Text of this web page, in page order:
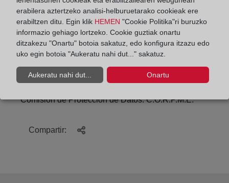
cibernéticos, incansables en su propósito de
capturar los datos que conforman nuestra identidad
digital considerados el oro del siglo XXI.
Por Vicente Domínguez Calatayud
Comisión de Protección de Datos. C.O.R.P.M.E.
Compartir:
erabilera aztertzeko analisi-helburuetarako cookieak ere
erabiltzen ditu. Egin klik HEMEN "Cookie Politika"ri buruzko
informazio gehiago lortzeko. Cookie guztiak onartu
ditzakezu "Onartu" botoia sakatuz, edo konfigura itzazu edo
uko egin botoia "Aukeratu nahi dut..." sakatuz.
Aukeratu nahi dut... Onartu